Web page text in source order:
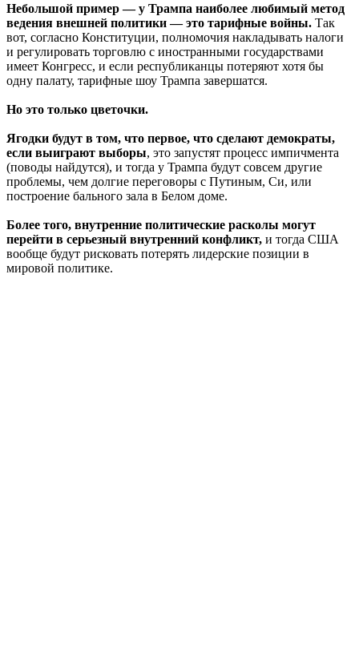
Небольшой пример — у Трампа наиболее любимый метод
ведения внешней политики — это тарифные войны. Так
вот, согласно Конституции, полномочия накладывать налоги
и регулировать торговлю с иностранными государствами
имеет Конгресс, и если республиканцы потеряют хотя бы
одну палату, тарифные шоу Трампа завершатся.
Но это только цветочки.
Ягодки будут в том, что первое, что сделают демократы,
если выиграют выборы, это запустят процесс импичмента
(поводы найдутся), и тогда у Трампа будут совсем другие
проблемы, чем долгие переговоры с Путиным, Си, или
построение бального зала в Белом доме.
Более того, внутренние политические расколы могут
перейти в серьезный внутренний конфликт, и тогда США
вообще будут рисковать потерять лидерские позиции в
мировой политике.